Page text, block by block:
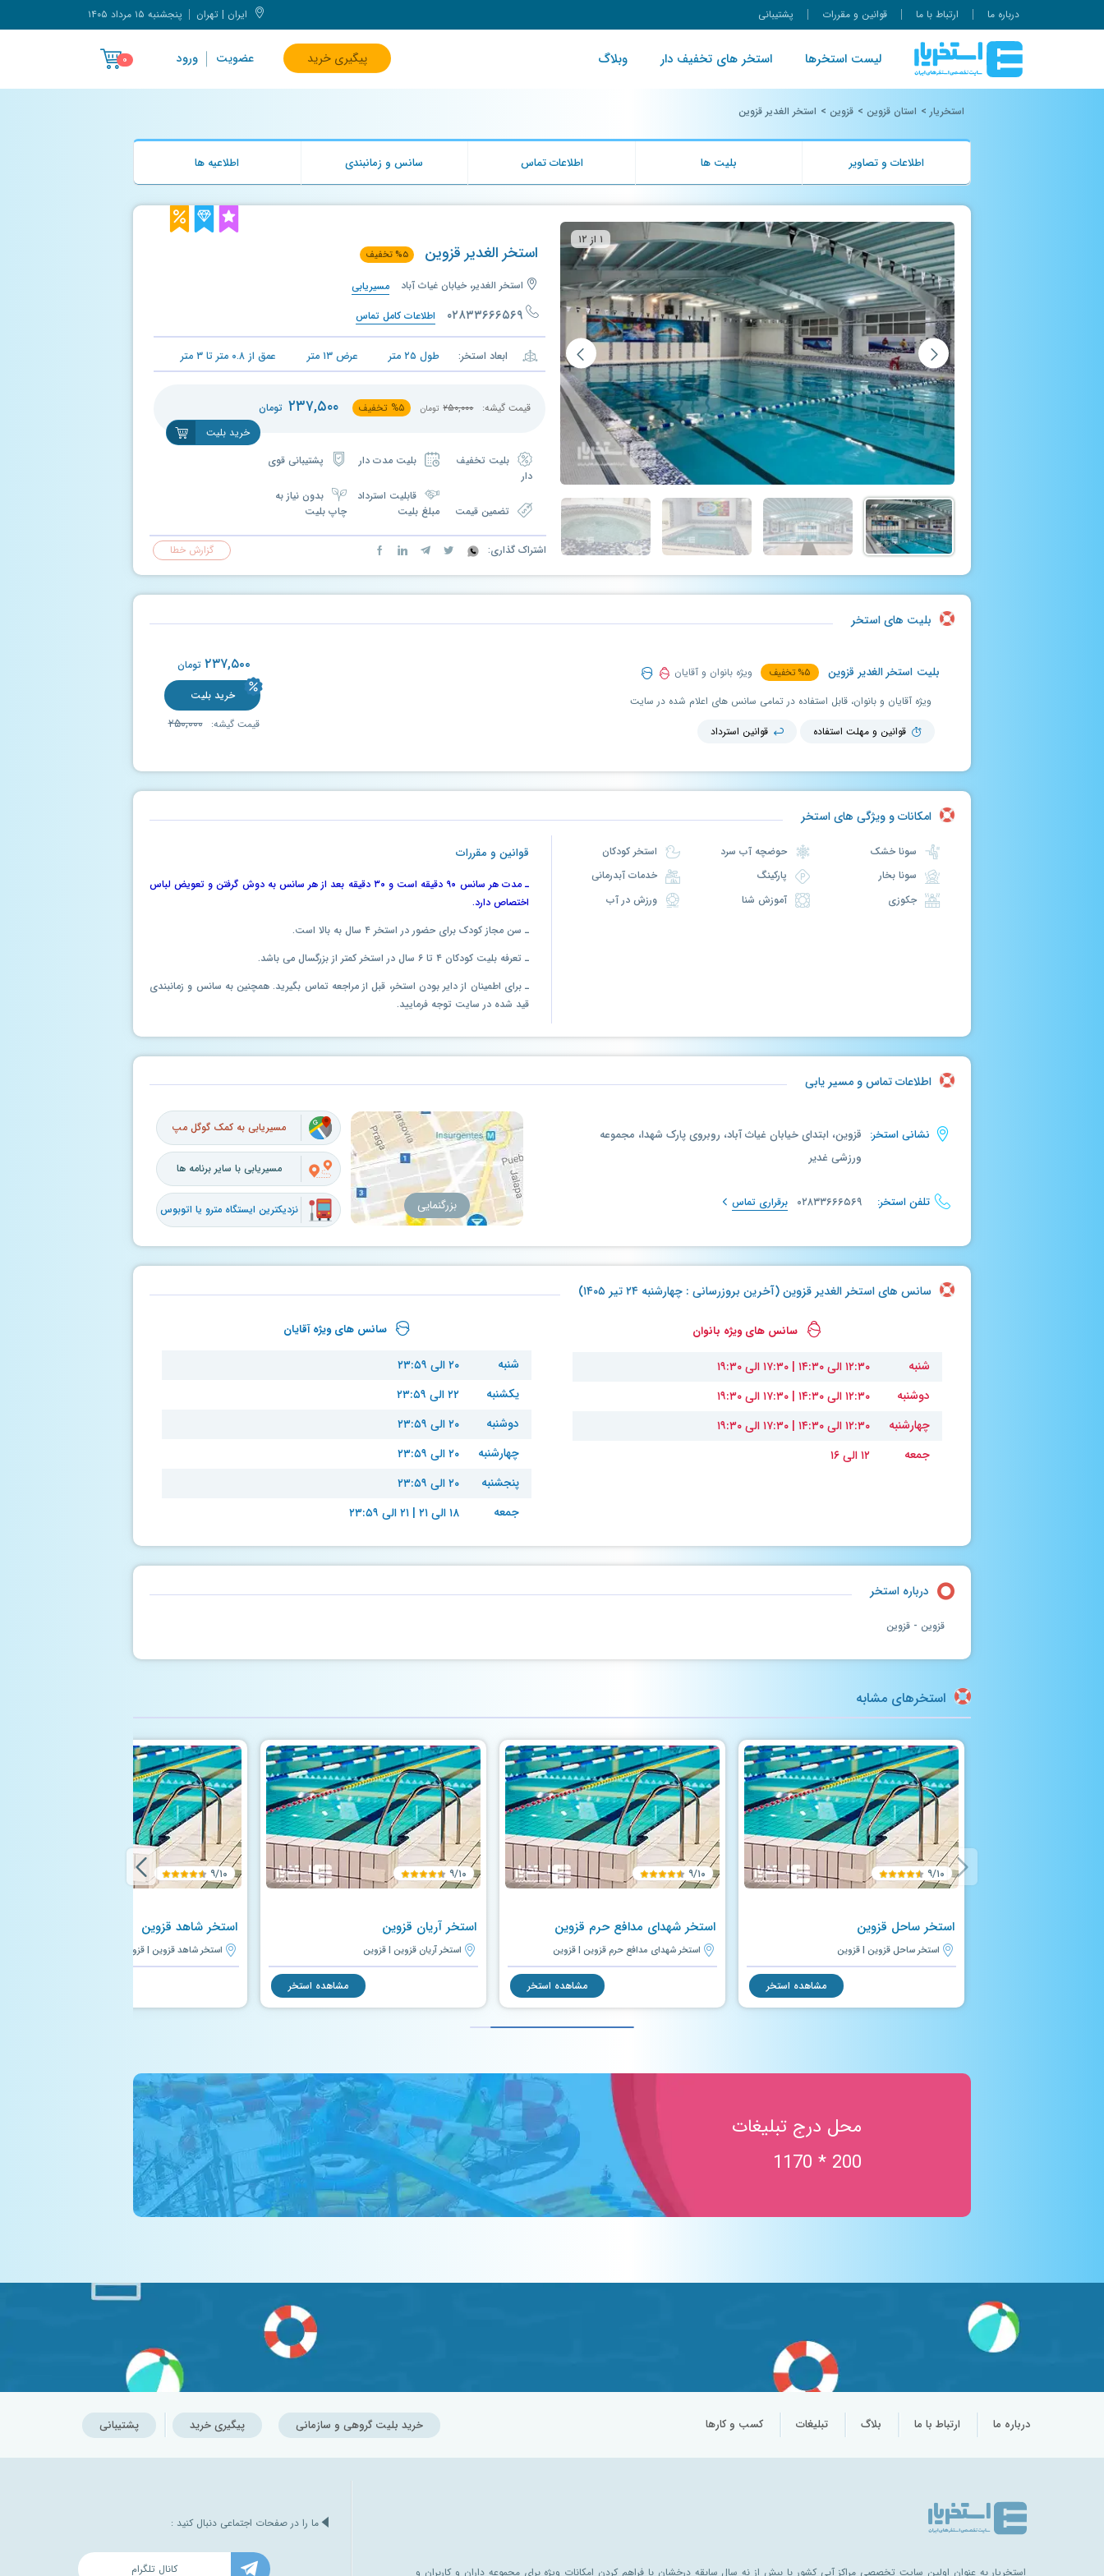
درباره ما ارتباط با ما قوانین و مقررات پشتیبانی ایران | تهران پنجشنبه ۱۵ مرداد ۱۴۰۵
لیست استخرها استخر های تخفیف دار وبلاگ پیگیری خرید عضویت ورود ۰
استخریار > استان قزوین > قزوین > استخر الغدیر قزوین
اطلاعات و تصاویر بلیت ها اطلاعات تماس سانس و زمانبندی اطلاعیه ها
استخر الغدیر قزوین %۵ تخفیف
استخر الغدیر، خیابان غیاث آباد مسیریابی
۰۲۸۳۳۶۶۶۵۶۹ اطلاعات کامل تماس
۱ از ۱۲
ابعاد استخر: طول ۲۵متر عرض۱۳ متر عمق از ۰.۸ متر تا ۳متر
قیمت گیشه: ۲۵۰,۰۰۰ تومان %۵ تخفیف ۲۳۷,۵۰۰ تومان
خرید بلیت
بلیت تخفیف
دار
قابلیت استرداد
مبلغ بلیت
بدون نیاز به
چاپ بلیت
اشتراک گذاری: گزارش خطا
بلیت های استخر
بلیت استخر الغدیر قزوین %۵ تخفیف ویژه بانوان و آقایان ۲۳۷,۵۰۰ تومان
خرید بلیت
قیمت گیشه:
۲۵۰,۰۰۰
ویژه آقایان و بانوان، قابل استفاده در تمامی سانس های اعلام شده در سایت
قوانین و مهلت استفاده
قوانین استرداد
امکانات و ویژگی های استخر
قوانین و مقررات
ـ مدت هر سانس ۹۰ دقیقه است و ۳۰ دقیقه بعد از هر سانس به دوش گرفتن و تعویض لباس
اختصاص دارد.
ـ سن مجاز کودک برای حضور در استخر ۴ سال به بالا است.
ـ تعرفه بلیت کودکان ۴ تا ۶ سال در استخر کمتر از بزرگسال می باشد.
ـ برای اطمینان از دایر بودن استخر، قبل از مراجعه تماس بگیرید. همچنین به سانس و زمانبندی
قید شده در سایت توجه فرمایید.
اطلاعات تماس و مسیر یابی
نشانی استخر: قزوین، ابتدای خیابان غیاث آباد، روبروی پارک شهدا، مجموعه
ورزشی غدیر
تلفن استخر: ۰۲۸۳۳۶۶۶۵۶۹ برقراری تماس بزرگنمایی
مسیریابی به کمک گوگل مپ
مسیریابی با سایر برنامه ها
نزدیکترین ایستگاه مترو یا اتوبوس
سانس های استخر الغدیر قزوین (آخرین بروزرسانی : چهارشنبه ۲۴ تیر ۱۴۰۵)
سانس های ویژه بانوان
شنبه
۱۲:۳۰ الی ۱۴:۳۰ | ۱۷:۳۰ الی ۱۹:۳۰
دوشنبه
۱۲:۳۰ الی ۱۴:۳۰ | ۱۷:۳۰ الی ۱۹:۳۰
چهارشنبه
۱۲:۳۰ الی ۱۴:۳۰ | ۱۷:۳۰ الی ۱۹:۳۰
جمعه
۱۲ الی ۱۶
سانس های ویژه آقایان
شنبه
۲۰ الی ۲۳:۵۹
یکشنبه
۲۲ الی ۲۳:۵۹
دوشنبه
۲۰ الی ۲۳:۵۹
چهارشنبه
۲۰ الی ۲۳:۵۹
پنجشنبه
۲۰ الی ۲۳:۵۹
جمعه
۱۸ الی ۲۱ | ۲۱ الی ۲۳:۵۹
درباره استخر
قزوین - قزوین
استخرهای مشابه
۹/۱۰
استخر ساحل قزوین
استخر ساحل قزوین | قزوین
مشاهده استخر
۹/۱۰
استخر شهدای مدافع حرم قزوین
استخر شهدای مدافع حرم قزوین | قزوین
مشاهده استخر
۹/۱۰
استخر آریان قزوین
استخر آریان قزوین | قزوین
مشاهده استخر
۹/۱۰
استخر شاهد قزوین
استخر شاهد قزوین | قزوین
محل درج تبلیغات
200 * 1170
درباره ما ارتباط با ما بلاگ تبلیغات کسب و کارها خرید بلیت گروهی و سازمانی پیگیری خرید پشتیبانی
استخریار به عنوان اولین سایت تخصصی مراکز آبی کشور با بیش از نه سال سابقه درخشان با فراهم کردن امکانات ویژه برای مجموعه داران و کاربران و
ما را در صفحات اجتماعی دنبال کنید :
کانال تلگرام